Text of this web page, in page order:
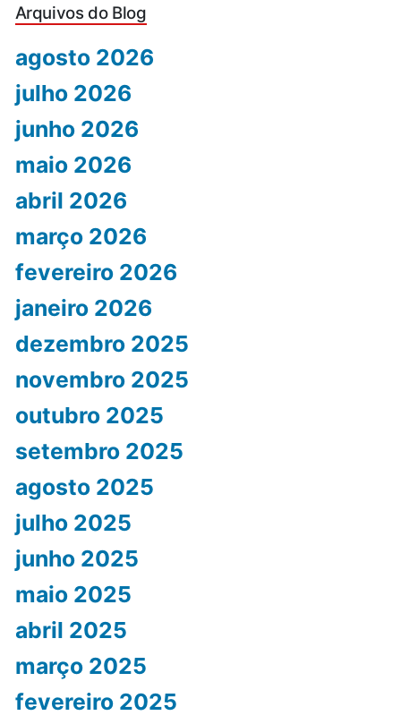
Arquivos do Blog
agosto 2026
julho 2026
junho 2026
maio 2026
abril 2026
março 2026
fevereiro 2026
janeiro 2026
dezembro 2025
novembro 2025
outubro 2025
setembro 2025
agosto 2025
julho 2025
junho 2025
maio 2025
abril 2025
março 2025
fevereiro 2025